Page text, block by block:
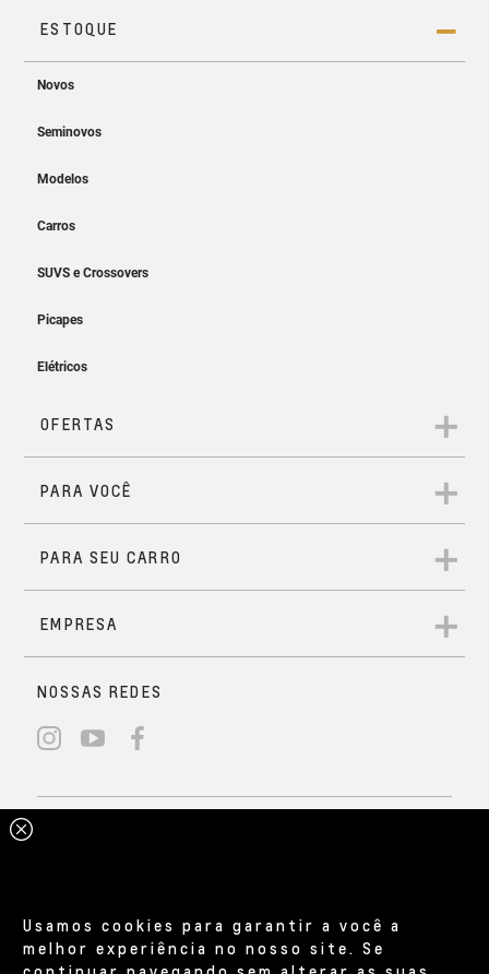
Usamos cookies para garantir a você a
melhor experiência no nosso site. Se